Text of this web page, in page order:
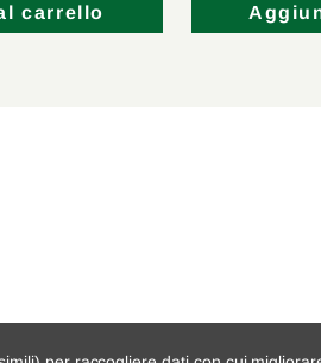
carrello